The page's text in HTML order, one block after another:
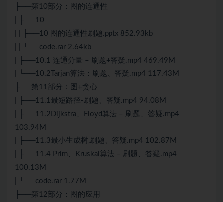
├──第10部分：图的连通性
| ├──10
| | ├──10 图的连通性刷题.pptx 852.93kb
| | └──code.rar 2.64kb
| ├──10.1 连通分量 – 刷题+答疑.mp4 469.49M
| └──10.2Tarjan算法：刷题、答疑.mp4 117.43M
├──第11部分：图+贪心
| ├──11.1最短路径-刷题、答疑.mp4 94.08M
| ├──11.2Dijkstra、Floyd算法 – 刷题、答疑.mp4
103.94M
| ├──11.3最小生成树,刷题、答疑.mp4 102.87M
| ├──11.4 Prim、Kruskal算法 – 刷题、答疑.mp4
100.13M
| └──code.rar 1.77M
├──第12部分：图的应用